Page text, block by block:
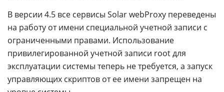
В версии 4.5 все сервисы Solar webProxy переведены
на работу от имени специальной учетной записи с
ограниченными правами. Использование
привилегированной учетной записи root для
эксплуатации системы теперь не требуется, а запуск
управляющих скриптов от ее имени запрещен на